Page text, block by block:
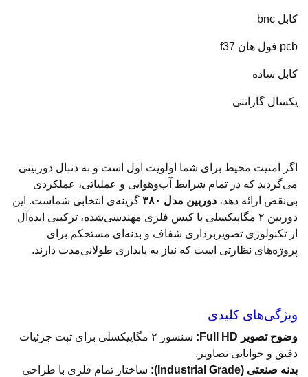
کابل bnc
pcb فول هان f37
کابل ساده
یکسال گارانتی
اگر امنیت محیط برای شما اولویت اول است و به دنبال دوربینی
می‌گردید که در تمام شرایط آب‌وهوایی و عملیاتی، عملکردی
بی‌نقص ارائه دهد، دوربین مدل ۳۸۰
گزینه‌ی انتخابی شماست. این
دوربین ۲ مگاپیکسلی با کیس فلزی مهندسی‌شده، ترکیبی ایده‌آل
از تکنولوژی تصویربرداری شفاف و بدنه‌ای مستحکم برای
پروژه‌های نظارتی است که نیاز به پایداری طولانی‌مدت دارند.
ویژگی‌های کلیدی
وضوح تصویر Full HD:
سنسور ۲ مگاپیکسلی برای ثبت جزئیات
دقیق و خوانایی تصاویر.
بدنه صنعتی (Industrial Grade):
ساختار تمام فلزی با طراحی